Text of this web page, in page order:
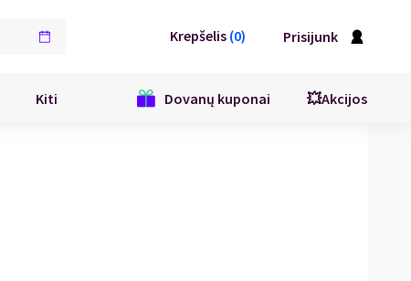
Krepšelis (0) Prisijunk
Kiti Dovanų kuponai 💥Akcijos